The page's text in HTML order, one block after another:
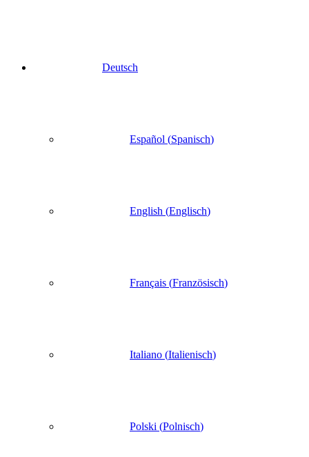
Deutsch
Español (Spanisch)
English (Englisch)
Français (Französisch)
Italiano (Italienisch)
Polski (Polnisch)